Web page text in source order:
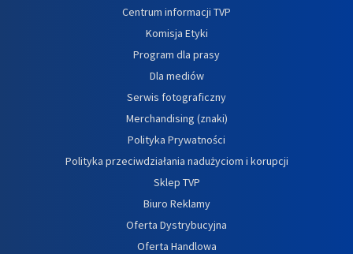
Centrum informacji TVP
Komisja Etyki
Program dla prasy
Dla mediów
Serwis fotograficzny
Merchandising (znaki)
Polityka Prywatności
Polityka przeciwdziałania nadużyciom i korupcji
Sklep TVP
Biuro Reklamy
Oferta Dystrybucyjna
Oferta Handlowa